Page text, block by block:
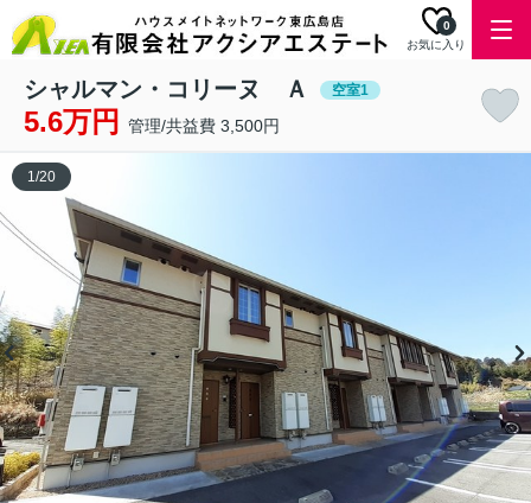
お気に入り
0
シャルマン・コリーヌ Ａ 空室1
5.6万円 管理/共益費 3,500円
1/20